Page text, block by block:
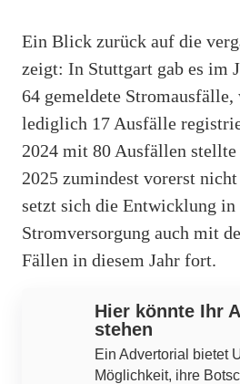
Ein Blick zurück auf die
zeigt: In Stuttgart gab es im
64 gemeldete Stromausfälle,
lediglich 17 Ausfälle
2024 mit 80 Ausfällen stellte
2025 zumindest vorerst
setzt sich die Entwicklung in
Stromversorgung auch mit
Fällen in diesem Jahr fort.
Hier könnte Ihr
stehen
Ein Advertorial bietet
Möglichkeit, ihre